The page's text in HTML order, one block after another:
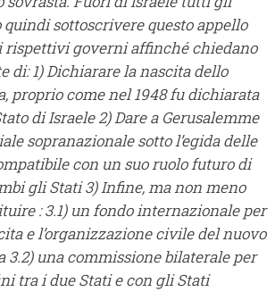
quindi sottoscrivere questo appello
governi affinché chiedano
di: 1) Dichiarare la nascita dello
proprio come nel 1948 fu dichiarata
di Israele 2) Dare a Gerusalemme
sopranazionale sotto l’egida delle
con un suo ruolo futuro di
gli Stati 3) Infine, ma non meno
: 3.1) un fondo internazionale per
e l’organizzazione civile del nuovo
3.2) una commissione bilaterale per
tra i due Stati e con gli Stati